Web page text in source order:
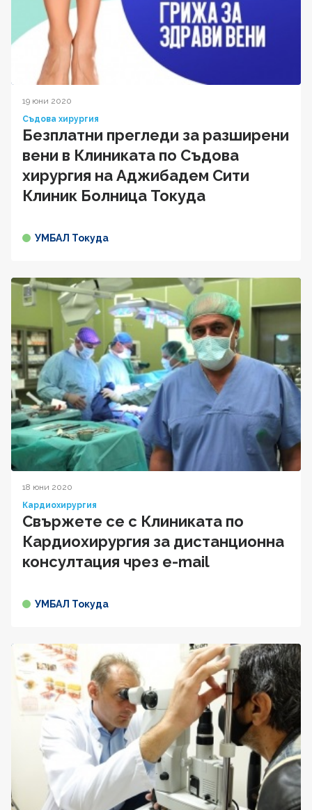
19 юни 2020
Съдова хирургия
Безплатни прегледи за разширени
вени в Клиниката по Съдова
хирургия на Аджибадем Сити
Клиник Болница Токуда
УМБАЛ Токуда
18 юни 2020
Кардиохирургия
Свържете се с Клиниката по
Кардиохирургия за дистанционна
консултация чрез e-mail
УМБАЛ Токуда